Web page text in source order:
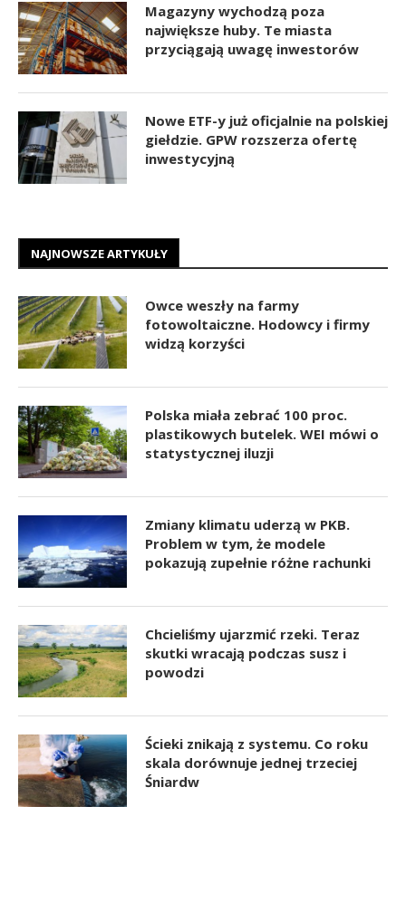
Magazyny wychodzą poza
największe huby. Te miasta
przyciągają uwagę inwestorów
Nowe ETF-y już oficjalnie na polskiej
giełdzie. GPW rozszerza ofertę
inwestycyjną
NAJNOWSZE ARTYKUŁY
Owce weszły na farmy
fotowoltaiczne. Hodowcy i firmy
widzą korzyści
Polska miała zebrać 100 proc.
plastikowych butelek. WEI mówi o
statystycznej iluzji
Zmiany klimatu uderzą w PKB.
Problem w tym, że modele
pokazują zupełnie różne rachunki
Chcieliśmy ujarzmić rzeki. Teraz
skutki wracają podczas susz i
powodzi
Ścieki znikają z systemu. Co roku
skala dorównuje jednej trzeciej
Śniardw